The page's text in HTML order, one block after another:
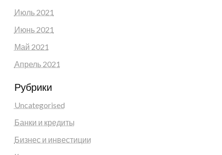
Июль 2021
Июнь 2021
Май 2021
Апрель 2021
Рубрики
Uncategorised
Банки и кредиты
Бизнес и инвестиции